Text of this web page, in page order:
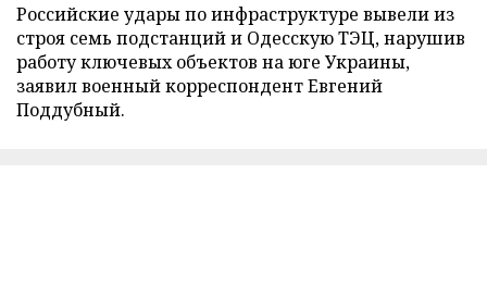
Российские удары по инфраструктуре вывели из
строя семь подстанций и Одесскую ТЭЦ, нарушив
работу ключевых объектов на юге Украины,
заявил военный корреспондент Евгений
Поддубный.